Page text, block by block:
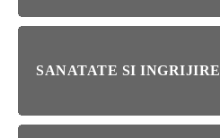
SANATATE SI INGRIJIRE